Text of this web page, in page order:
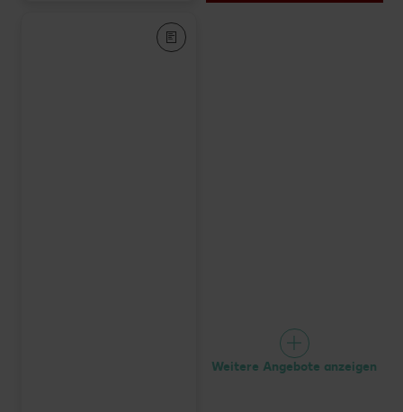
Weitere Angebote anzeigen